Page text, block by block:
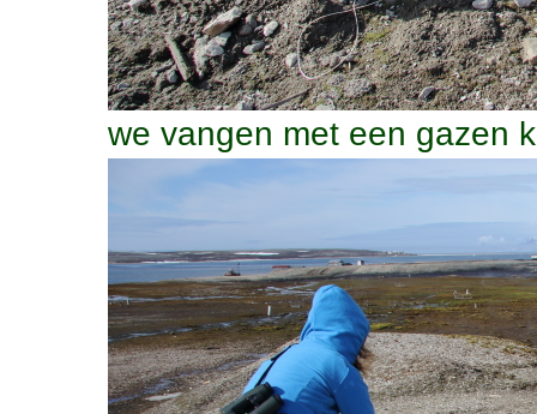
we vangen met een gazen